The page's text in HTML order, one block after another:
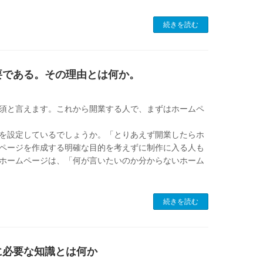
続きを読む
ある。その理由とは何か。
と言えます。これから開業する人で、まずはホームペ
設定しているでしょうか。「とりあえず開業したらホ
ージを作成する明確な目的を考えずに制作に入る人も
ームページは、「何が言いたいのか分からないホーム
続きを読む
要な知識とは何か